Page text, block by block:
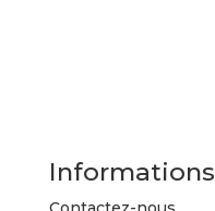
Informations